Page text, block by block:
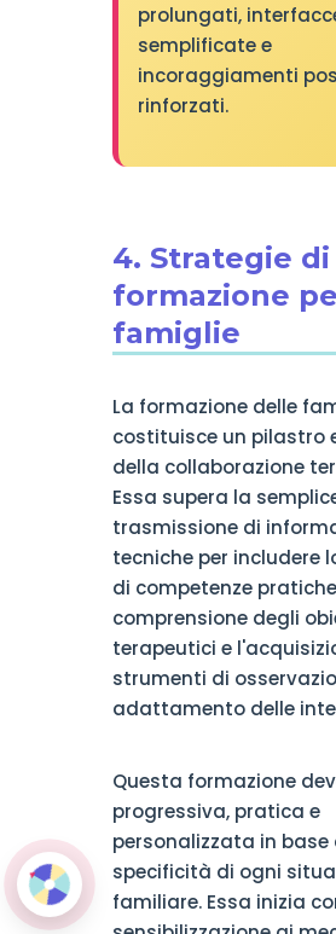
prolungati,
semplificate e
incoraggiamenti
rinforzati.
4. Strategie di
formazione
famiglie
La formazione delle
costituisce un pilastro
della collaborazione
Essa supera la
trasmissione di
tecniche per includere
di competenze
comprensione degli
terapeutici e
strumenti di
adattamento delle
Questa formazione
progressiva, pratica e
personalizzata in base
specificità di ogni
familiare. Essa inizia